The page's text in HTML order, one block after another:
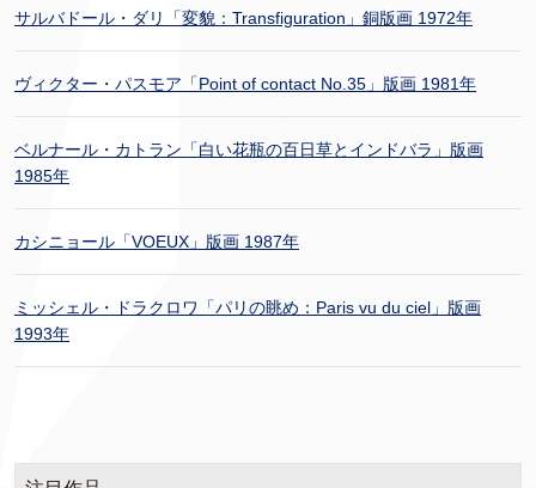
サルバドール・ダリ「変貌：Transfiguration」銅版画 1972年
ヴィクター・パスモア「Point of contact No.35」版画 1981年
ベルナール・カトラン「白い花瓶の百日草とインドバラ」版画
1985年
カシニョール「VOEUX」版画 1987年
ミッシェル・ドラクロワ「パリの眺め：Paris vu du ciel」版画
1993年